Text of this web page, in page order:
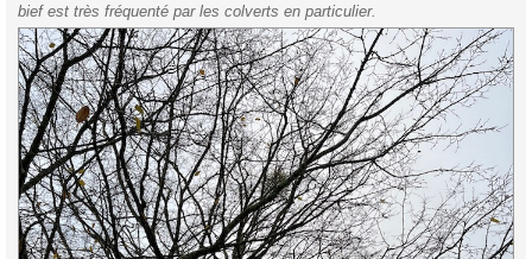
bief est très fréquenté par les colverts en particulier.